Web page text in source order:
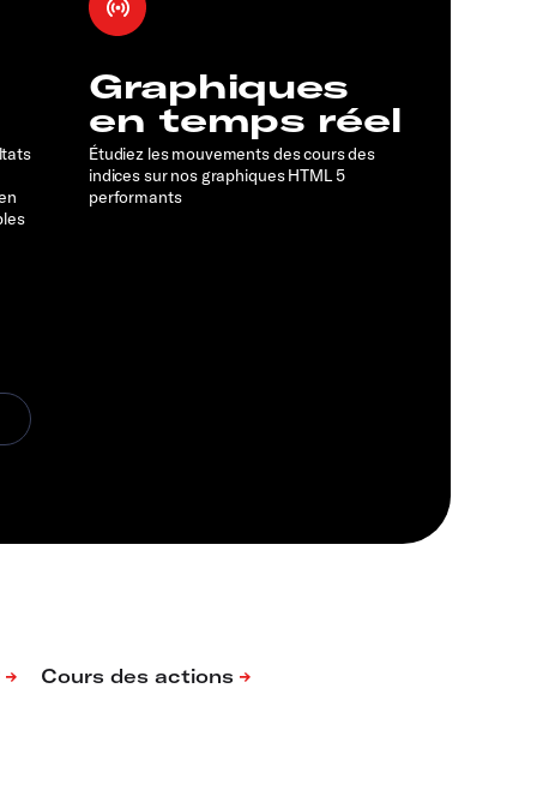
Graphiques
en temps réel
Étudiez les mouvements des cours des
indices sur nos graphiques HTML 5
performants